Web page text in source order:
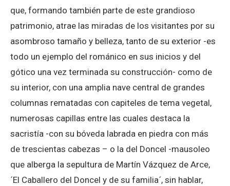
que, formando también parte de este grandioso
patrimonio, atrae las miradas de los visitantes por su
asombroso tamaño y belleza, tanto de su exterior -es
todo un ejemplo del románico en sus inicios y del
gótico una vez terminada su construcción- como de
su interior, con una amplia nave central de grandes
columnas rematadas con capiteles de tema vegetal,
numerosas capillas entre las cuales destaca la
sacristía -con su bóveda labrada en piedra con más
de trescientas cabezas – o la del Doncel -mausoleo
que alberga la sepultura de Martín Vázquez de Arce,
´El Caballero del Doncel y de su familia´, sin hablar,